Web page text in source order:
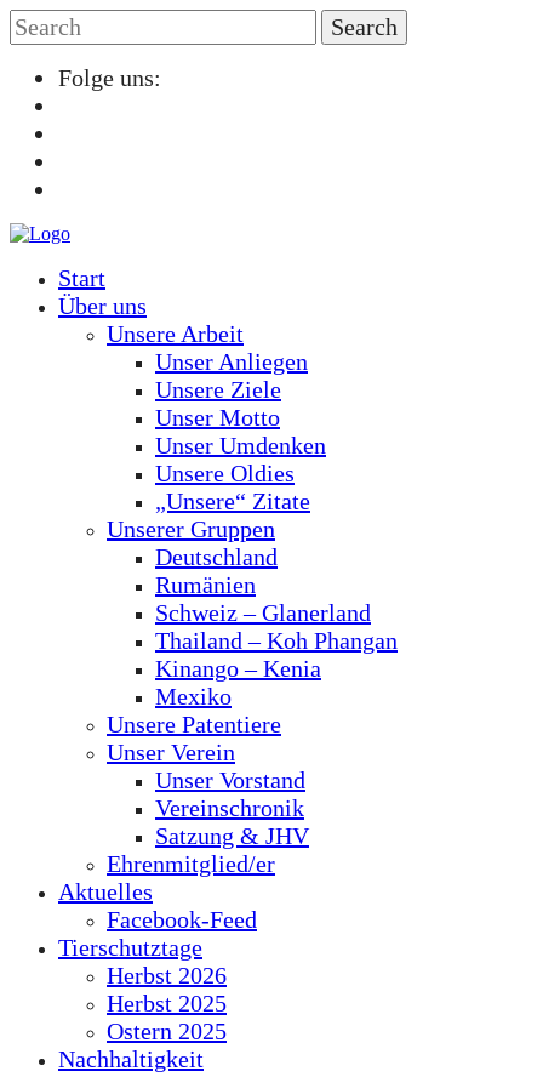
Folge uns:
Start
Über uns
Unsere Arbeit
Unser Anliegen
Unsere Ziele
Unser Motto
Unser Umdenken
Unsere Oldies
„Unsere“ Zitate
Unserer Gruppen
Deutschland
Rumänien
Schweiz – Glanerland
Thailand – Koh Phangan
Kinango – Kenia
Mexiko
Unsere Patentiere
Unser Verein
Unser Vorstand
Vereinschronik
Satzung & JHV
Ehrenmitglied/er
Aktuelles
Facebook-Feed
Tierschutztage
Herbst 2026
Herbst 2025
Ostern 2025
Nachhaltigkeit